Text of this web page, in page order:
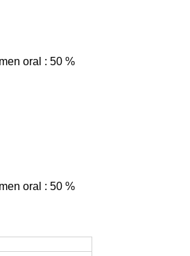
oral : 50 %
oral : 50 %